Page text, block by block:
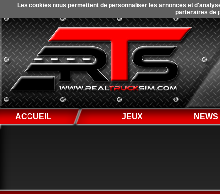
ACCUEIL JEUX NEWS
Les cookies nous permettent de personnaliser les annonces et
partenaires de